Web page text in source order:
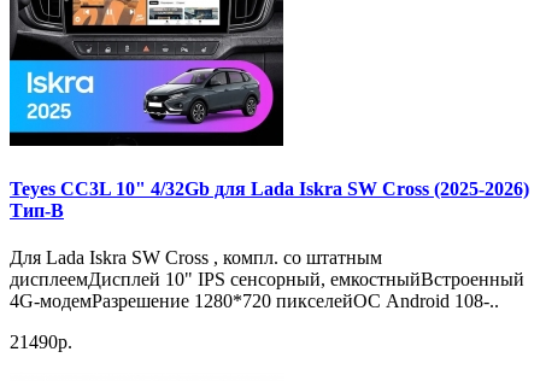
Teyes CC3L 10" 4/32Gb для Lada Iskra SW Cross (2025-2026)
Тип-B
Для Lada Iskra SW Cross , компл. со штатным
дисплеемДисплей 10" IPS сенсорный, емкостныйВстроенный
4G-модемРазрешение 1280*720 пикселейОС Android 108-..
21490р.